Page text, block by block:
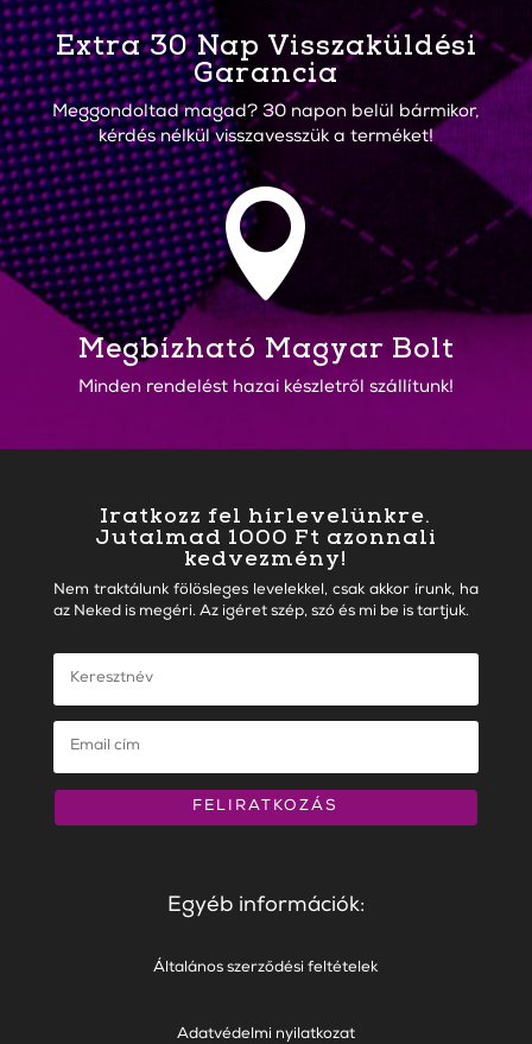
Extra 30 Nap Visszaküldési
Garancia
Meggondoltad magad? 30 napon belül bármikor,
kérdés nélkül visszavesszük a terméket!

Megbízható Magyar Bolt
Minden rendelést hazai készletről szállítunk!
Iratkozz fel hírlevelünkre.
Jutalmad 1000 Ft azonnali
kedvezmény!
Nem traktálunk fölösleges levelekkel, csak akkor írunk, ha
az Neked is megéri. Az igéret szép, szó és mi be is tartjuk.
FELIRATKOZÁS
Egyéb információk:
Általános szerződési feltételek
Adatvédelmi nyilatkozat